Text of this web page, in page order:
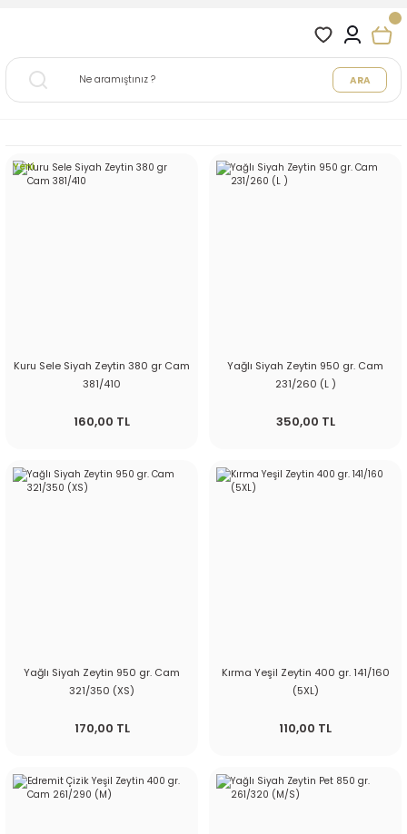
ARA
Yeni
Kuru Sele Siyah Zeytin 380 gr Cam
381/410
160,00 TL
Yağlı Siyah Zeytin 950 gr. Cam
231/260 (L )
350,00 TL
Yağlı Siyah Zeytin 950 gr. Cam
321/350 (XS)
170,00 TL
Kırma Yeşil Zeytin 400 gr. 141/160
(5XL)
110,00 TL